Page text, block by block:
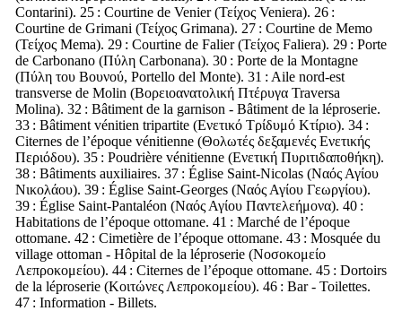
Contarini). 25 : Courtine de Venier(Τείχος Veniera). 26 :
Courtine de Grimani (Τείχος Grimana). 27 : Courtine de Memo
(Τείχος Mema). 29 : Courtine de Falier(Τείχος Faliera). 29 : Porte
de Carbonano (Πύλη Carbonana). 30 : Porte de la Montagne
(Πύλη του Βουνού, Portello del Monte). 31 : Aile nord-est
transverse de Molin (Βορειοανατολική Πτέρυγα Traversa
Molina). 32 : Bâtiment de la garnison - Bâtiment de la léproserie.
33 : Bâtiment vénitien tripartite (Ενετικό Τρίδυμό Κτίριο). 34 :
Citernes de l’époque vénitienne (Θολωτές δεξαμενές Ενετικής
Περιόδου). 35 : Poudrière vénitienne (Ενετική Πυριτιδαποθήκη).
38 : Bâtiments auxiliaires. 37 : Église Saint-Nicolas (Ναός Αγίου
Νικολάου). 39 : Église Saint-Georges (Ναός Αγίου Γεωργίου).
39 : Église Saint-Pantaléon (Ναός Αγίου Παντελεήμονα). 40 :
Habitations de l’époque ottomane. 41 : Marché de l’époque
ottomane. 42 : Cimetière de l’époque ottomane. 43 : Mosquée du
village ottoman - Hôpital de la léproserie (Νοσοκομείο
Λεπροκομείου). 44 : Citernes de l’époque ottomane. 45 : Dortoirs
de la léproserie (Κοιτώνες Λεπροκομείου). 46 : Bar - Toilettes.
47 : Information - Billets.